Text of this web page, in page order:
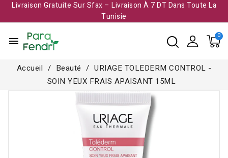
Livraison Gratuite Sur Sfax – Livraison À 7 DT Dans Toute La
Tunisie​
menu
Accueil Beauté
URIAGE TOLEDERM CONTROL -
SOIN YEUX FRAIS APAISANT 15ML